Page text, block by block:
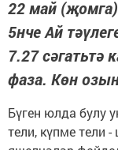
22 май
5нче Ай
7.27 сәгатьтә
фаза. Көн
Бүген юлда булу
тели, күпме тели